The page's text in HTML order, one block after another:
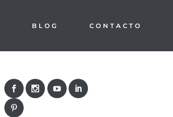
BLOG CONTACTO